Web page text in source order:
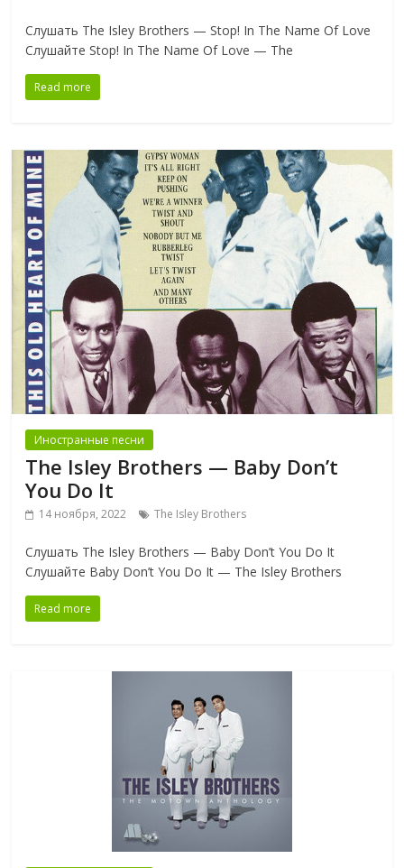
Слушать The Isley Brothers — Stop! In The Name Of Love
Слушайте Stop! In The Name Of Love — The
Read more
Иностранные песни
The Isley Brothers — Baby Don’t
You Do It
14 ноября, 2022 The Isley Brothers
Слушать The Isley Brothers — Baby Don’t You Do It
Слушайте Baby Don’t You Do It — The Isley Brothers
Read more